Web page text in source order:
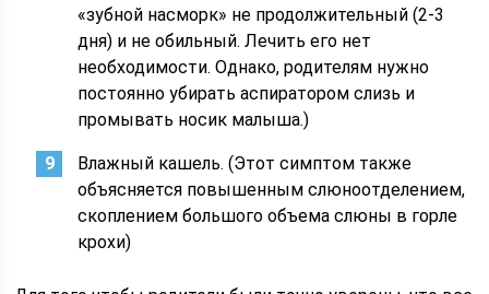
«зубной насморк» не продолжительный (2-3
дня) и не обильный. Лечить его нет
необходимости. Однако, родителям нужно
постоянно убирать аспиратором слизь и
промывать носик малыша.)
Влажный кашель. (Этот симптом также
объясняется повышенным слюноотделением,
скоплением большого объема слюны в горле
крохи)